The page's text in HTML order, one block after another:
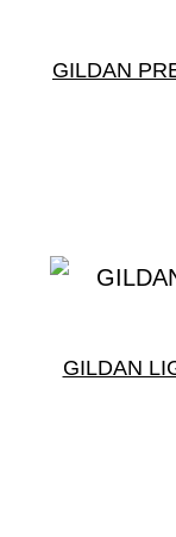
GILDAN
GILDAN